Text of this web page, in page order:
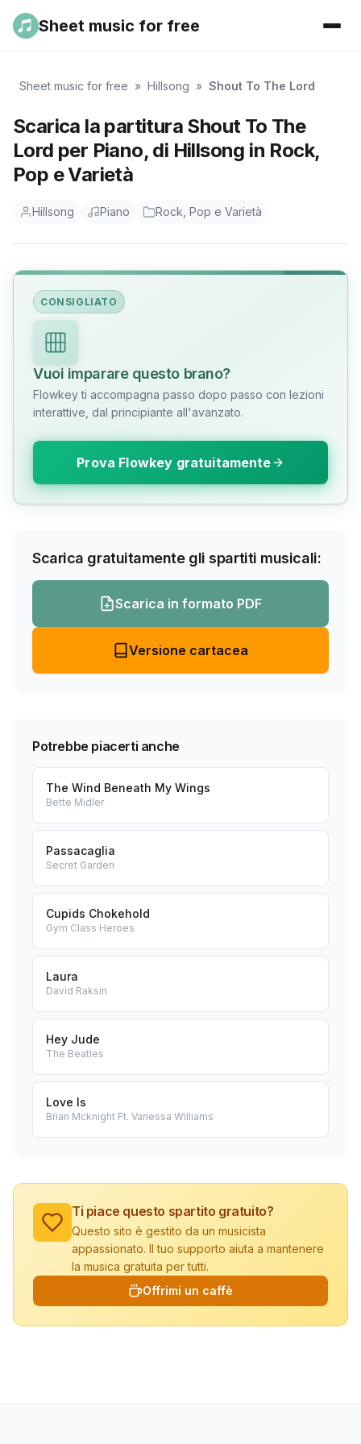
Sheet music for free
Sheet music for free » Hillsong » Shout To The Lord
Scarica la partitura Shout To The
Lord per Piano, di Hillsong in Rock,
Pop e Varietà
Hillsong Piano Rock, Pop e Varietà
CONSIGLIATO
Vuoi imparare questo brano?
Flowkey ti accompagna passo dopo passo con lezioni
interattive, dal principiante all'avanzato.
Prova Flowkey gratuitamente
Scarica gratuitamente gli spartiti musicali:
Scarica in formato PDF
Versione cartacea
Potrebbe piacerti anche
The Wind Beneath My Wings
Bette Midler
Passacaglia
Secret Garden
Cupids Chokehold
Gym Class Heroes
Laura
David Raksin
Hey Jude
The Beatles
Love Is
Brian Mcknight Ft. Vanessa Williams
Ti piace questo spartito gratuito?
Questo sito è gestito da un musicista
appassionato. Il tuo supporto aiuta a mantenere
la musica gratuita per tutti.
Offrimi un caffè